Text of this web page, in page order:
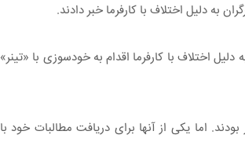
به دلیل اختلاف با کارفرما خبر دادند.
شهر سمنان به دلیل اختلاف با کارفرما اقدام به خودسوزی با «تینر»
اما یکی از آنها برای دریافت مطالبات خود با